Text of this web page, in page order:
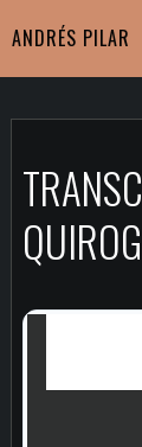
ANDRÉS PILAR